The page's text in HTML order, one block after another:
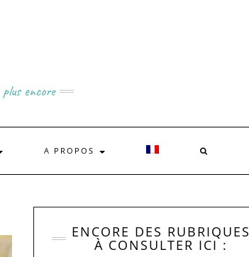
encore
A PROPOS
ENCORE DES RUBRIQUES
À CONSULTER ICI :